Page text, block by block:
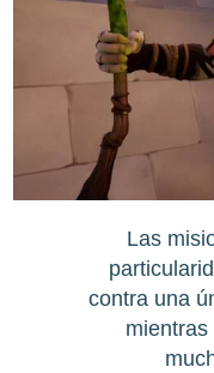
Las
contra una